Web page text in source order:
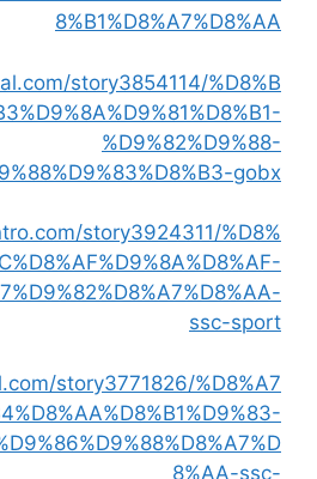
8%B1%D8%A7%D8%AA
story3854114/%D8%B
%D9%82%D9%88-
gobx
story3924311/%D8%
ssc-sport
story3771826/%D8%A7
8%AA-ssc-